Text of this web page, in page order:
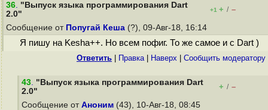
36. "Выпуск языка программирования Dart
2.0"
+1 + / –
Сообщение от Попугай Кеша (?), 09-Авг-18, 16:14
Я пишу на Kesha++. Но всем пофиг. То же самое и с Dart )
Ответить Правка| Наверх Cообщить модератору
43. "Выпуск языка программирования Dart
2.0"
+ / –
Сообщение от Аноним (43), 10-Авг-18, 08:45